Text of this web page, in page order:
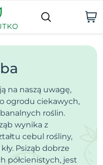
na naszą uwagę,
ogrodu ciekawych,
roślin.
wynika z
cebul rośliny,
Psiząb dobrze
półcienistych, jest